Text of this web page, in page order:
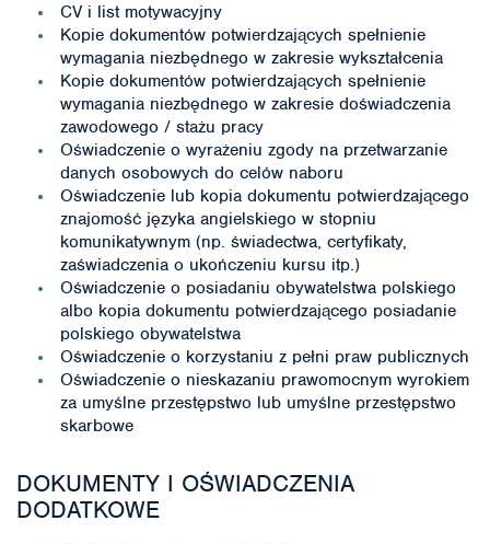
CV i list motywacyjny
Kopie dokumentów potwierdzających spełnienie
wymagania niezbędnego w zakresie wykształcenia
Kopie dokumentów potwierdzających spełnienie
wymagania niezbędnego w zakresie doświadczenia
zawodowego / stażu pracy
Oświadczenie o wyrażeniu zgody na przetwarzanie
danych osobowych do celów naboru
Oświadczenie lub kopia dokumentu potwierdzającego
znajomość języka angielskiego w stopniu
komunikatywnym (np. świadectwa, certyfikaty,
zaświadczenia o ukończeniu kursu itp.)
Oświadczenie o posiadaniu obywatelstwa polskiego
albo kopia dokumentu potwierdzającego posiadanie
polskiego obywatelstwa
Oświadczenie o korzystaniu z pełni praw publicznych
Oświadczenie o nieskazaniu prawomocnym wyrokiem
za umyślne przestępstwo lub umyślne przestępstwo
skarbowe
DOKUMENTY I OŚWIADCZENIA
DODATKOWE